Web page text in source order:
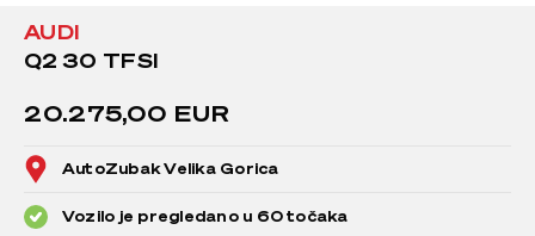
AUDI
Q2 30 TFSI
20.275,00 EUR
AutoZubak Velika Gorica
Vozilo je pregledano u 60 točaka